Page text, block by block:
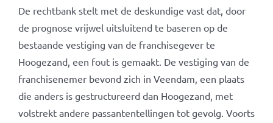
De rechtbank stelt met de deskundige vast dat, door
de prognose vrijwel uitsluitend te baseren op de
bestaande vestiging van de franchisegever te
Hoogezand, een fout is gemaakt. De vestiging van de
franchisenemer bevond zich in Veendam, een plaats
die anders is gestructureerd dan Hoogezand, met
volstrekt andere passantentellingen tot gevolg. Voorts